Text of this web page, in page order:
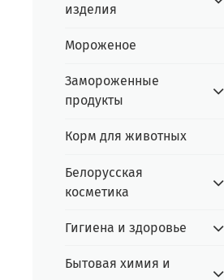
изделия
Мороженое
Замороженные
продукты
Корм для животных
Белорусская
косметика
Гигиена и здоровье
Бытовая химия и